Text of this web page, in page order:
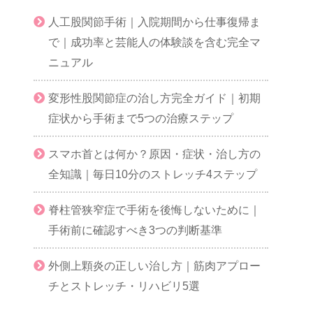
人工股関節手術｜入院期間から仕事復帰ま
で｜成功率と芸能人の体験談を含む完全マ
ニュアル
変形性股関節症の治し方完全ガイド｜初期
症状から手術まで5つの治療ステップ
スマホ首とは何か？原因・症状・治し方の
全知識｜毎日10分のストレッチ4ステップ
脊柱管狭窄症で手術を後悔しないために｜
手術前に確認すべき3つの判断基準
外側上顆炎の正しい治し方｜筋肉アプロー
チとストレッチ・リハビリ5選